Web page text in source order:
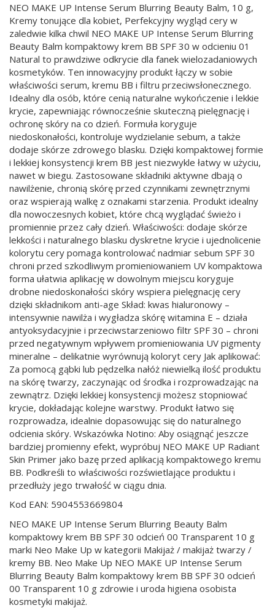
NEO MAKE UP Intense Serum Blurring Beauty Balm, 10 g,
Kremy tonujące dla kobiet, Perfekcyjny wygląd cery w
zaledwie kilka chwil NEO MAKE UP Intense Serum Blurring
Beauty Balm kompaktowy krem BB SPF 30 w odcieniu 01
Natural to prawdziwe odkrycie dla fanek wielozadaniowych
kosmetyków. Ten innowacyjny produkt łączy w sobie
właściwości serum, kremu BB i filtru przeciwsłonecznego.
Idealny dla osób, które cenią naturalne wykończenie i lekkie
krycie, zapewniając równocześnie skuteczną pielęgnację i
ochronę skóry na co dzień. Formuła koryguje
niedoskonałości, kontroluje wydzielanie sebum, a także
dodaje skórze zdrowego blasku. Dzięki kompaktowej formie
i lekkiej konsystencji krem BB jest niezwykle łatwy w użyciu,
nawet w biegu. Zastosowane składniki aktywne dbają o
nawilżenie, chronią skórę przed czynnikami zewnętrznymi
oraz wspierają walkę z oznakami starzenia. Produkt idealny
dla nowoczesnych kobiet, które chcą wyglądać świeżo i
promiennie przez cały dzień. Właściwości: dodaje skórze
lekkości i naturalnego blasku dyskretne krycie i ujednolicenie
kolorytu cery pomaga kontrolować nadmiar sebum SPF 30
chroni przed szkodliwym promieniowaniem UV kompaktowa
forma ułatwia aplikację w dowolnym miejscu koryguje
drobne niedoskonałości skóry wspiera pielęgnację cery
dzięki składnikom anti-age Skład: kwas hialuronowy –
intensywnie nawilża i wygładza skórę witamina E – działa
antyoksydacyjnie i przeciwstarzeniowo filtr SPF 30 – chroni
przed negatywnym wpływem promieniowania UV pigmenty
mineralne – delikatnie wyrównują koloryt cery Jak aplikować:
Za pomocą gąbki lub pędzelka nałóż niewielką ilość produktu
na skórę twarzy, zaczynając od środka i rozprowadzając na
zewnątrz. Dzięki lekkiej konsystencji możesz stopniować
krycie, dokładając kolejne warstwy. Produkt łatwo się
rozprowadza, idealnie dopasowując się do naturalnego
odcienia skóry. Wskazówka Notino: Aby osiągnąć jeszcze
bardziej promienny efekt, wypróbuj NEO MAKE UP Radiant
Skin Primer jako bazę przed aplikacją kompaktowego kremu
BB. Podkreśli to właściwości rozświetlające produktu i
przedłuży jego trwałość w ciągu dnia.
Kod EAN: 5904553669804
NEO MAKE UP Intense Serum Blurring Beauty Balm
kompaktowy krem BB SPF 30 odcień 00 Transparent 10 g
marki Neo Make Up w kategorii Makijaż / makijaż twarzy /
kremy BB. Neo Make Up NEO MAKE UP Intense Serum
Blurring Beauty Balm kompaktowy krem BB SPF 30 odcień
00 Transparent 10 g zdrowie i uroda higiena osobista
kosmetyki makijaż.